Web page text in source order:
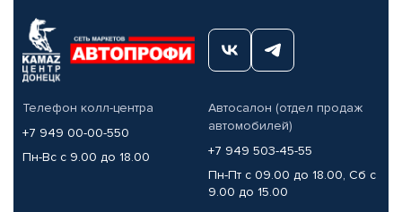
Телефон колл-центра
+7 949 00-00-550
Пн-Вс с 9.00 до 18.00
Автосалон (отдел продаж
автомобилей)
+7 949 503-45-55
Пн-Пт с 09.00 до 18.00, Сб с
9.00 до 15.00